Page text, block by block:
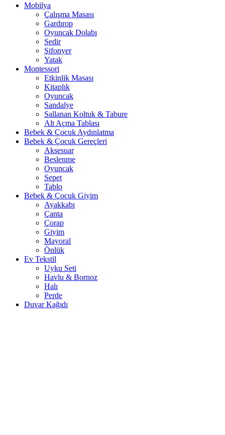
Mobilya
Çalışma Masası
Gardırop
⁠Oyuncak Dolabı
Sedir
Şifonyer
Yatak
Montessori
Etkinlik Masası
Kitaplık
Oyuncak
Sandalye
Sallanan Koltuk & Tabure
Alt Açma Tablası
Bebek & Çocuk Aydınlatma
Bebek & Çocuk Gereçleri
Aksesuar
Beslenme
Oyuncak
Sepet
Tablo
Bebek & Çocuk Giyim
Ayakkabı
Çanta
Çorap
Giyim
Mayoral
Önlük
Ev Tekstil
Uyku Seti
Havlu & Bornoz
Halı
Perde
Duvar Kağıdı